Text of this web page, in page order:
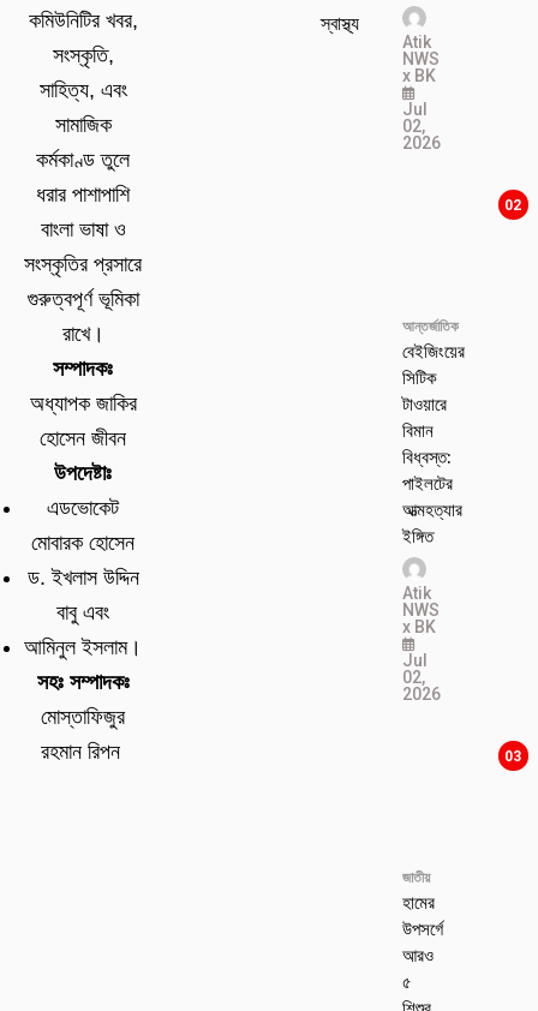
কমিউনিটির খবর,
সংস্কৃতি,
সাহিত্য, এবং
সামাজিক
কর্মকাণ্ড তুলে
ধরার পাশাপাশি
বাংলা ভাষা ও
সংস্কৃতির প্রসারে
গুরুত্বপূর্ণ ভূমিকা
রাখে।
সম্পাদকঃ
অধ্যাপক জাকির
হোসেন জীবন
উপদেষ্টাঃ
এডভোকেট
মোবারক হোসেন
ড. ইখলাস উদ্দিন
বাবু এবং
আমিনুল ইসলাম।
সহঃ সম্পাদকঃ
মোস্তাফিজুর
রহমান রিপন
স্বাস্থ্য
Atik
NWS
x BK
Jul
02,
2026
02
আন্তর্জাতিক
বেইজিংয়ের
সিটিক
টাওয়ারে
বিমান
বিধ্বস্ত:
পাইলটের
আত্মহত্যার
ইঙ্গিত
Atik
NWS
x BK
Jul
02,
2026
03
জাতীয়
হামের
উপসর্গে
আরও
৫